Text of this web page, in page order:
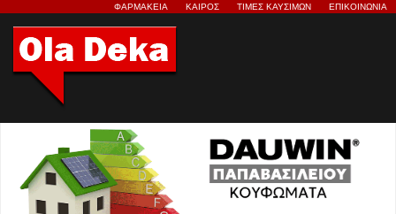
ΦΑΡΜΑΚΕΙΑ ΚΑΙΡΟΣ ΤΙΜΕΣ ΚΑΥΣΙΜΩΝ ΕΠΙΚΟΙΝΩΝΙΑ